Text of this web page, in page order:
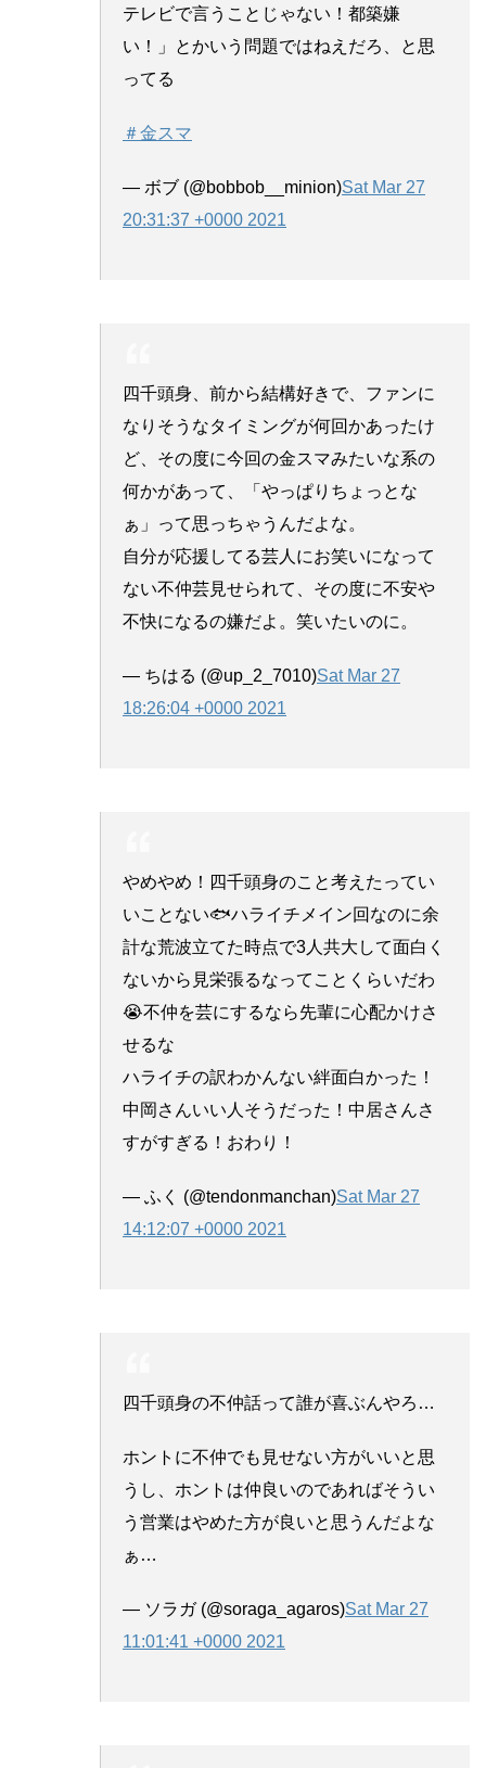
テレビで言うことじゃない！都築嫌
い！」とかいう問題ではねえだろ、と思
ってる
＃金スマ
— ボブ (@bobbob__minion)Sat Mar 27
20:31:37 +0000 2021
四千頭身、前から結構好きで、ファンに
なりそうなタイミングが何回かあったけ
ど、その度に今回の金スマみたいな系の
何かがあって、「やっぱりちょっとな
ぁ」って思っちゃうんだよな。
自分が応援してる芸人にお笑いになって
ない不仲芸見せられて、その度に不安や
不快になるの嫌だよ。笑いたいのに。
— ちはる (@up_2_7010)Sat Mar 27
18:26:04 +0000 2021
やめやめ！四千頭身のこと考えたってい
いことない🐟ハライチメイン回なのに余
計な荒波立てた時点で3人共大して面白く
ないから見栄張るなってことくらいだわ
😭不仲を芸にするなら先輩に心配かけさ
せるな
ハライチの訳わかんない絆面白かった！
中岡さんいい人そうだった！中居さんさ
すがすぎる！おわり！
— ふく (@tendonmanchan)Sat Mar 27
14:12:07 +0000 2021
四千頭身の不仲話って誰が喜ぶんやろ…
ホントに不仲でも見せない方がいいと思
うし、ホントは仲良いのであればそうい
う営業はやめた方が良いと思うんだよな
ぁ…
— ソラガ (@soraga_agaros)Sat Mar 27
11:01:41 +0000 2021